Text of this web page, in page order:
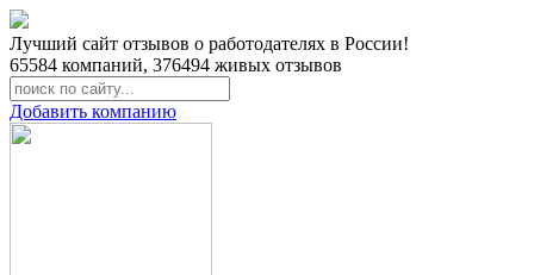
Лучший сайт отзывов о работодателях в России!
65584 компаний, 376494 живых отзывов
Добавить компанию